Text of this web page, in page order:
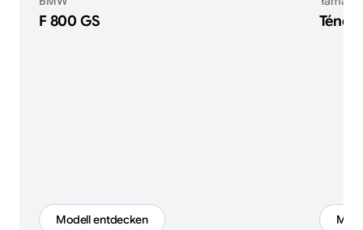
F 800 GS
Modell entdecken